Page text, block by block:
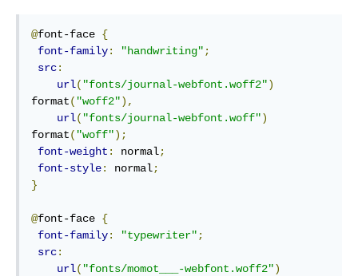
@font-face {
font-family: "handwriting" ;
src:
url( "fonts/journal-webfont.woff2")
format( "woff2"),
url( "fonts/journal-webfont.woff")
format( "woff");
font-weight : normal;
font-style: normal;
}
@font-face {
font-family: "typewriter" ;
src:
url( "fonts/momot___-webfont.woff2")